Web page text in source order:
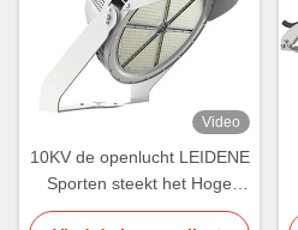
Video
10KV de openlucht LEIDENE
Sporten steekt het Hoge
Duurzame aan Licht van het